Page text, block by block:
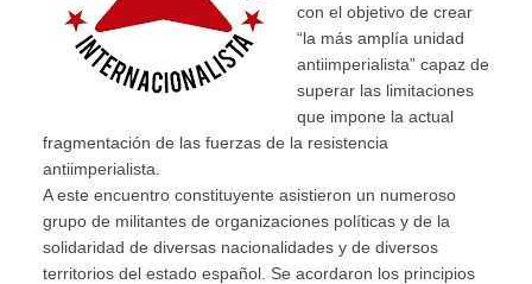
con el objetivo de crear
“la más amplía unidad
antiimperialista” capaz de
superar las limitaciones
que impone la actual
fragmentación de las fuerzas de la resistencia
antiimperialista.
A este encuentro constituyente asistieron un numeroso
grupo de militantes de organizaciones políticas y de la
solidaridad de diversas nacionalidades y de diversos
territorios del estado español. Se acordaron los principios